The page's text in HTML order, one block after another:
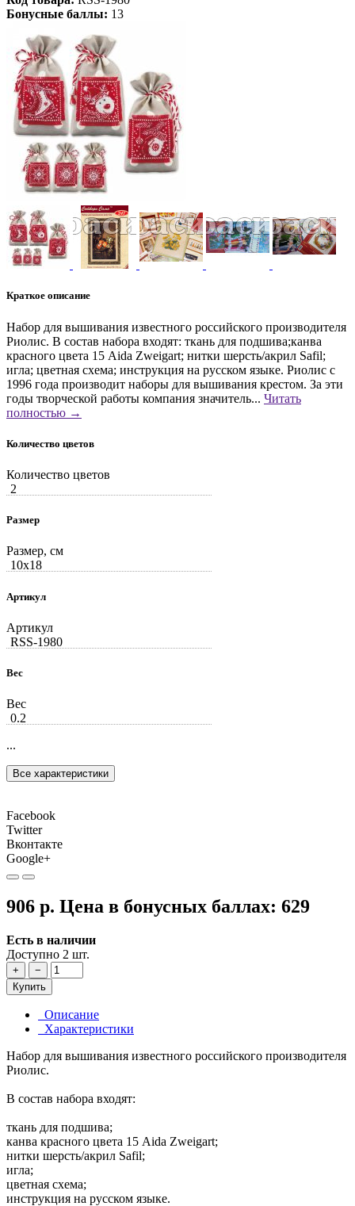
Бонусные баллы: 13
Краткое описание
Набор для вышивания известного российского производителя
Риолис. В состав набора входят: ткань для подшива;канва
красного цвета 15 Aida Zweigart; нитки шерсть/акрил Safil;
игла; цветная схема; инструкция на русском языке. Риолис с
1996 года производит наборы для вышивания крестом. За эти
годы творческой работы компания значитель... Читать
полностью →
Количество цветов
Количество цветов
2
Размер
Размер, см
10x18
Артикул
Артикул
RSS-1980
Вес
Вес
0.2
...
Все характеристики
Facebook
Twitter
Вконтакте
Google+
906 р. Цена в бонусных баллах: 629
Есть в наличии
Доступно 2 шт.
+
−
Купить
Описание
Характеристики
Набор для вышивания известного российского производителя
Риолис.
В состав набора входят:
ткань для подшива;
канва красного цвета 15 Aida Zweigart;
нитки шерсть/акрил Safil;
игла;
цветная схема;
инструкция на русском языке.